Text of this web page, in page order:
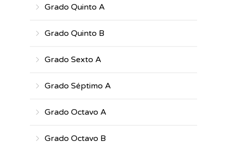
Grado Quinto A
Grado Quinto B
Grado Sexto A
Grado Séptimo A
Grado Octavo A
Grado Octavo B